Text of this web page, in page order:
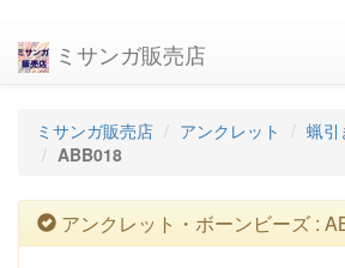
ミサンガ販売店
ミサンガ販売店 アンクレット 蝋引
ABB018
アンクレット・ボーンビーズ :